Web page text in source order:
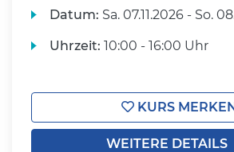
Datum: Sa. 07.11.2026 - So.
Uhrzeit: 10:00 - 16:00 Uhr
KURS
WEITERE DETAILS